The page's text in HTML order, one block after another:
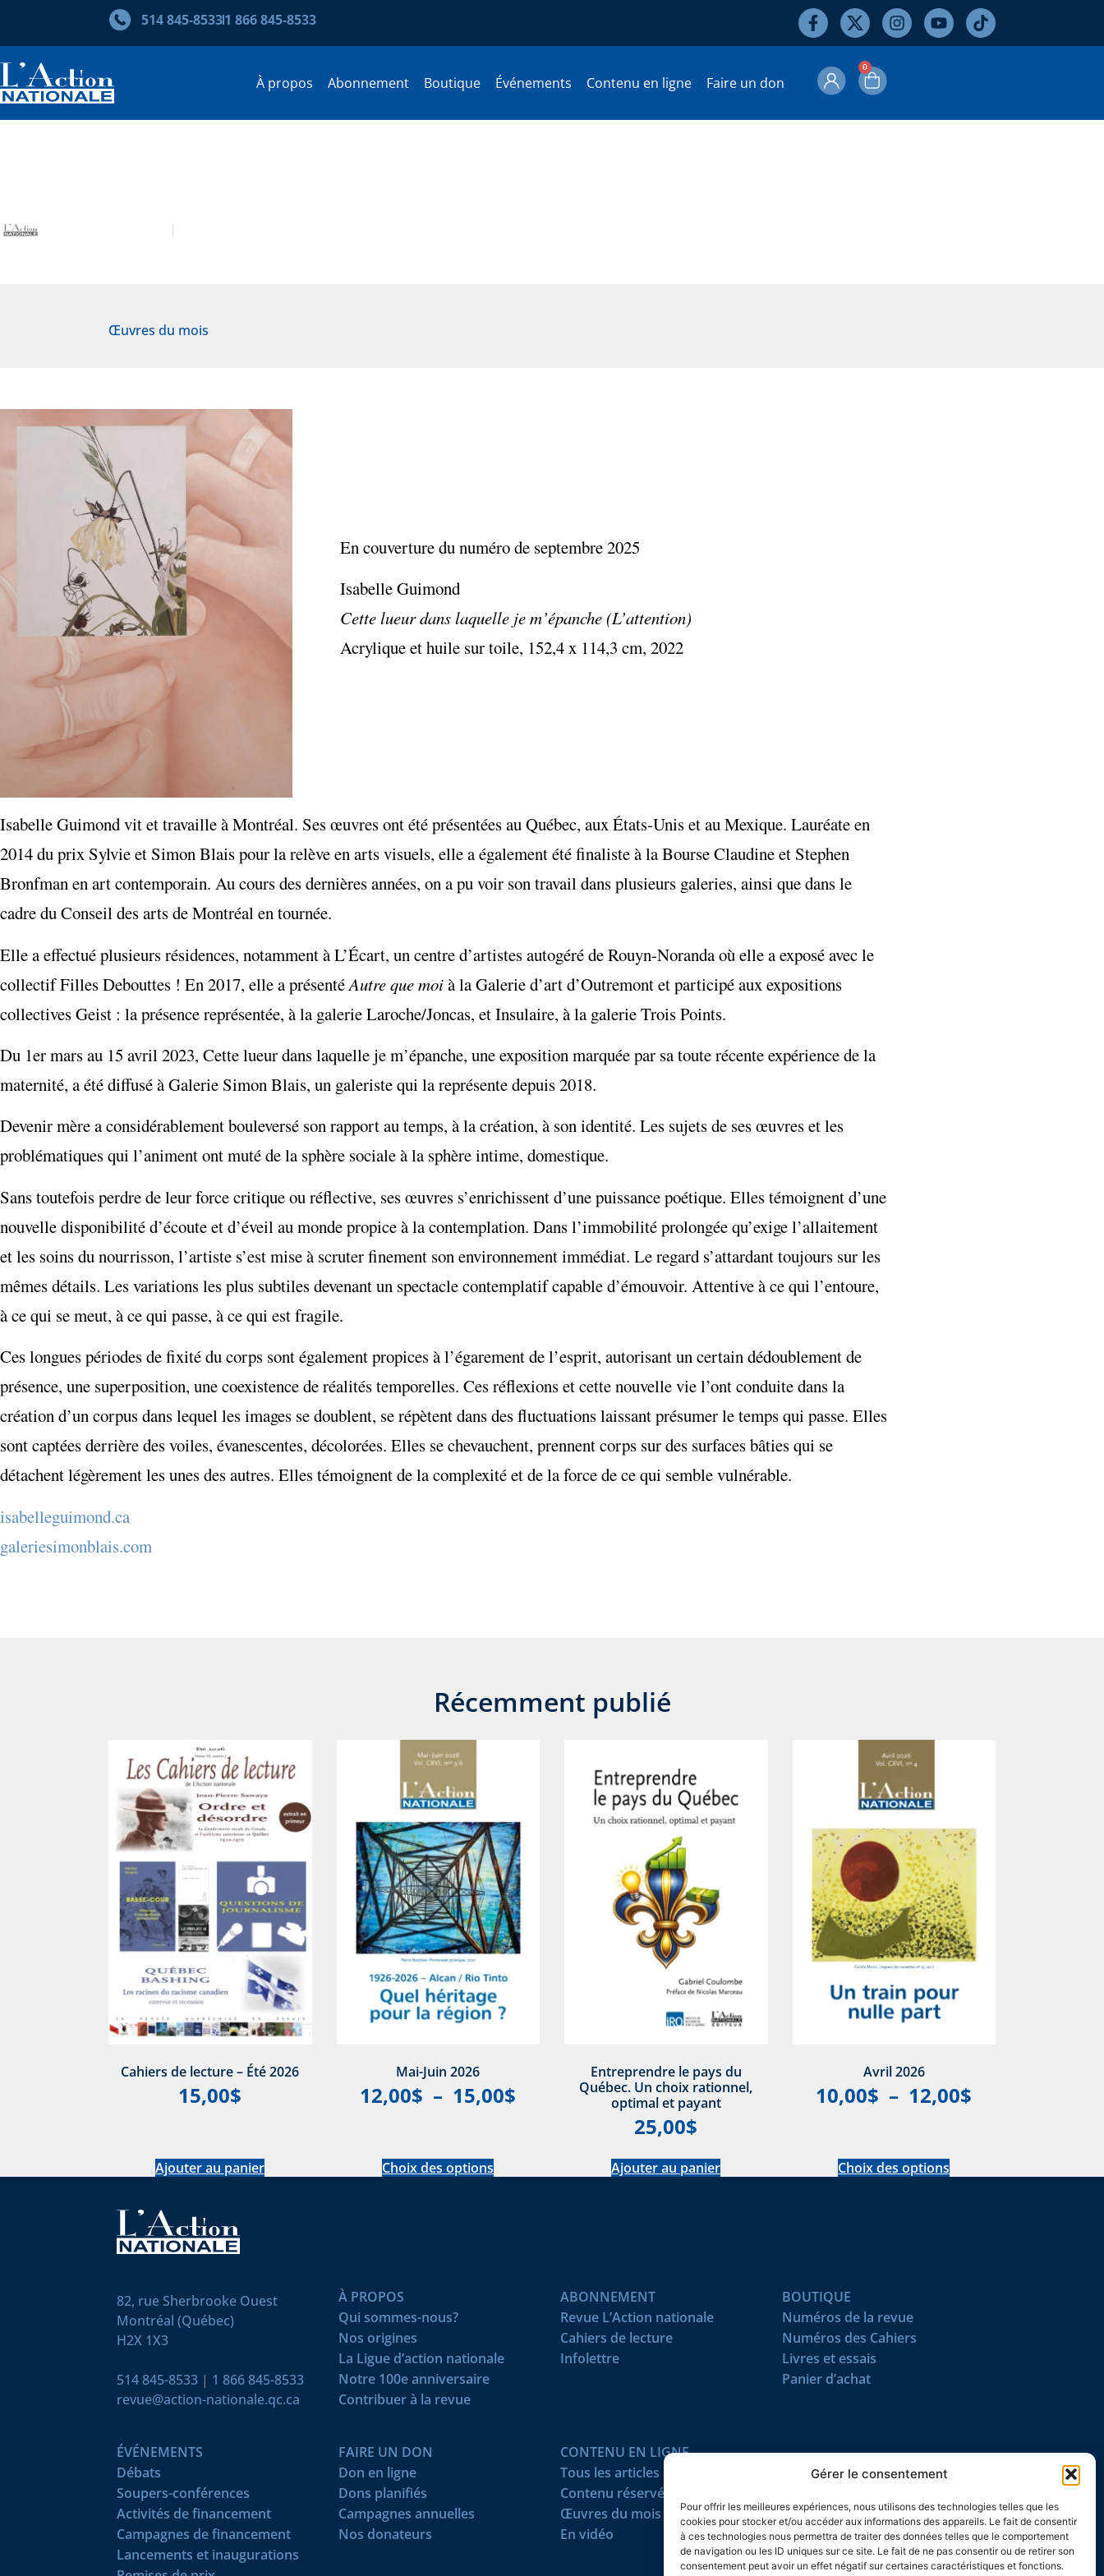
Gérer le consentement
Pour offrir les meilleures expériences, nous utilisons des technologies telles que les
cookies pour stocker et/ou accéder aux informations des appareils. Le fait de consentir
à ces technologies nous permettra de traiter des données telles que le comportement
de navigation ou les ID uniques sur ce site. Le fait de ne pas consentir ou de retirer son
consentement peut avoir un effet négatif sur certaines caractéristiques et fonctions.
514 845‑85331 866 845‑8533
À propos Abonnement Boutique Événements Contenu en ligne Faire un don
0
Œuvres du mois
En couverture du numéro de septembre 2025
Isabelle Guimond
Cette lueur dans laquelle je m’épanche (L’attention)
Acrylique et huile sur toile, 152,4 x 114,3 cm, 2022
Isabelle Guimond vit et travaille à Montréal. Ses œuvres ont été présentées au Québec, aux États-Unis et au Mexique. Lauréate en
2014 du prix Sylvie et Simon Blais pour la relève en arts visuels, elle a également été finaliste à la Bourse Claudine et Stephen
Bronfman en art contemporain. Au cours des dernières années, on a pu voir son travail dans plusieurs galeries, ainsi que dans le
cadre du Conseil des arts de Montréal en tournée.
Elle a effectué plusieurs résidences, notamment à L’Écart, un centre d’artistes autogéré de Rouyn-Noranda où elle a exposé avec le
collectif Filles Debouttes ! En 2017, elle a présentéAutre que moià la Galerie d’art d’Outremont et participé aux expositions
collectives Geist : la présence représentée, à la galerie Laroche/Joncas, et Insulaire, à la galerie Trois Points.
Du 1er mars au 15 avril 2023, Cette lueur dans laquelle je m’épanche, une exposition marquée par sa toute récente expérience de la
maternité, a été diffusé à Galerie Simon Blais, un galeriste qui la représente depuis 2018.
Devenir mère a considérablement bouleversé son rapport au temps, à la création, à son identité. Les sujets de ses œuvres et les
problématiques qui l’animent ont muté de la sphère sociale à la sphère intime, domestique.
Sans toutefois perdre de leur force critique ou réflective, ses œuvres s’enrichissent d’une puissance poétique. Elles témoignent d’une
nouvelle disponibilité d’écoute et d’éveil au monde propice à la contemplation. Dans l’immobilité prolongée qu’exige l’allaitement
et les soins du nourrisson, l’artiste s’est mise à scruter finement son environnement immédiat. Le regard s’attardant toujours sur les
mêmes détails. Les variations les plus subtiles devenant un spectacle contemplatif capable d’émouvoir. Attentive à ce qui l’entoure,
à ce qui se meut, à ce qui passe, à ce qui est fragile.
Ces longues périodes de fixité du corps sont également propices à l’égarement de l’esprit, autorisant un certain dédoublement de
présence, une superposition, une coexistence de réalités temporelles. Ces réflexions et cette nouvelle vie l’ont conduite dans la
création d’un corpus dans lequel les images se doublent, se répètent dans des fluctuations laissant présumer le temps qui passe. Elles
sont captées derrière des voiles, évanescentes, décolorées. Elles se chevauchent, prennent corps sur des surfaces bâties qui se
détachent légèrement les unes des autres. Elles témoignent de la complexité et de la force de ce qui semble vulnérable.
isabelleguimond.ca
galeriesimonblais.com
Récemment publié
Cahiers de lecture – Été 2026
15,00$
Ajouter au panier
Mai-Juin 2026
12,00$ – 15,00$
Choix des options
Entreprendre le pays du
Québec. Un choix rationnel,
optimal et payant
25,00$
Ajouter au panier
Avril 2026
10,00$ – 12,00$
Choix des options
82, rue Sherbrooke Ouest
Montréal (Québec)
H2X 1X3
514 845-8533 | 1 866 845-8533
revue@action-nationale.qc.ca
À PROPOS
Qui sommes-nous?
Nos origines
La Ligue d’action nationale
Notre 100e anniversaire
Contribuer à la revue
ABONNEMENT
Revue L’Action nationale
Cahiers de lecture
Infolettre
BOUTIQUE
Numéros de la revue
Numéros des Cahiers
Livres et essais
Panier d’achat
ÉVÉNEMENTS
Débats
Soupers-conférences
Activités de financement
Campagnes de financement
Lancements et inaugurations
FAIRE UN DON
Don en ligne
Dons planifiés
Campagnes annuelles
Nos donateurs
CONTENU EN LIGNE
Tous les articles
Contenu réservé
Œuvres du mois
En vidéo
SUIVEZ-NOUS